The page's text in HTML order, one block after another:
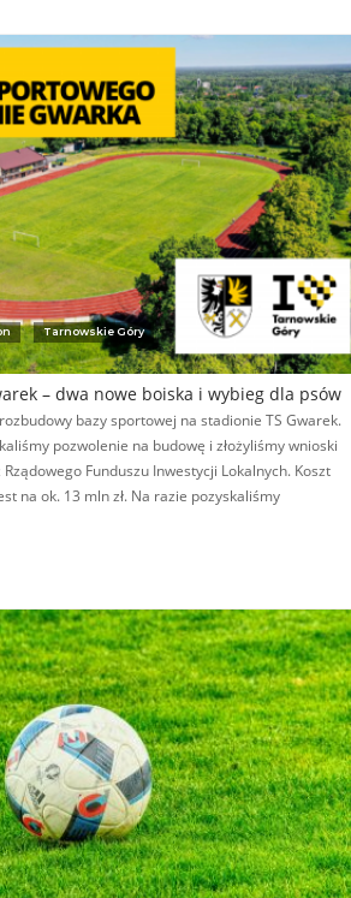
Tarnowskie Góry
– dwa nowe boiska i wybieg dla psów
bazy sportowej na stadionie TS Gwarek.
pozwolenie na budowę i złożyliśmy wnioski
Funduszu Inwestycji Lokalnych. Koszt
na ok. 13 mln zł. Na razie pozyskaliśmy